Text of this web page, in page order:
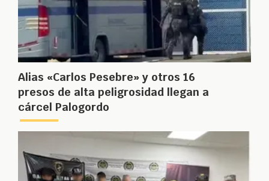
Alias «Carlos Pesebre» y otros 16
presos de alta peligrosidad llegan a
cárcel Palogordo